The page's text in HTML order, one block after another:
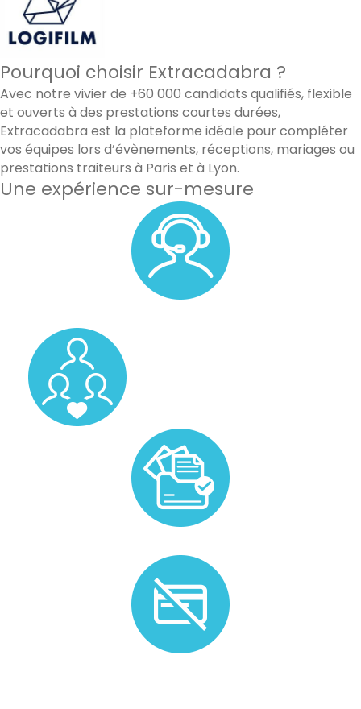
Pourquoi choisir Extracadabra ?
Avec notre vivier de +60 000 candidats qualifiés, flexible
et ouverts à des prestations courtes durées,
Extracadabra est la plateforme idéale pour compléter
vos équipes lors d’évènements, réceptions, mariages ou
prestations traiteurs à Paris et à Lyon.
Une expérience sur-mesure